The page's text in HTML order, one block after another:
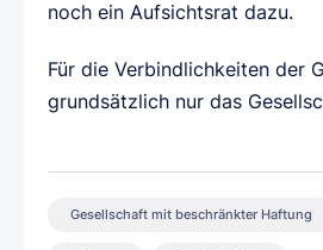
noch ein Aufsichtsrat dazu.
Für die Verbindlichkeiten der
grundsätzlich nur das
Gesellschaft mit beschränkter Haftung